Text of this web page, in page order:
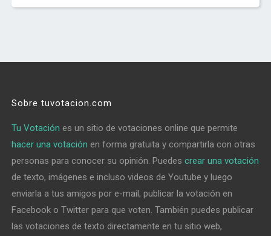
Sobre tuvotacion.com
Tu Votación es un sitio de votaciones online que permite
hacer una votación en forma gratuita y compartirla con otras
personas para conocer su opinión. Puedescrear una votación
de texto, imágenes e incluso videos de Youtube y luego
enviarla a tus amigos por e-mail, publicar la votación en
Facebook o Twitter para que voten. También puedes publicar
las votaciones de texto directamente en tu sitio web,